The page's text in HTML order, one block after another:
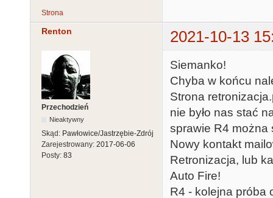
Strona
Renton 2021-10-13
Przechodzień
Nieaktywny
Skąd: Pawłowice/Jastrzębie-Zdrój
Zarejestrowany: 2017-06-06
Posty: 83
Siemanko!
Chyba w końcu
Strona
nie było nas stać
sprawie R4 można
Nowy kontakt
Retronizacja, lub
Auto Fire!
R4 - kolejna próba